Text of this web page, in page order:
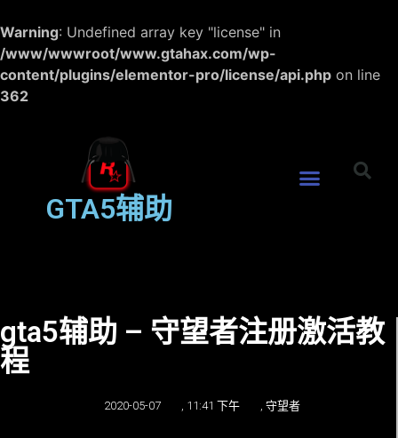
Warning: Undefined array key "license" in
/www/wwwroot/www.gtahax.com/wp-
content/plugins/elementor-pro/license/api.php on line
362
GTA5辅助
gta5辅助 – 守望者注册激活教
程
2020-05-07 11:41 下午 守望者